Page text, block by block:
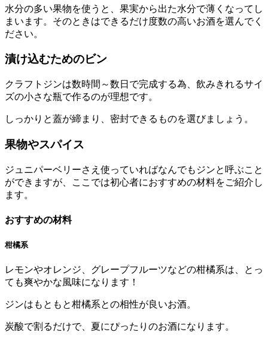
水分の多い果物を使うと、果実から出た水分で薄くなってし
まいます。そのときはできるだけ度数の高いお酒を選んでく
ださい。
漬け込むためのビン
クラフトジンは数時間～数日で完成する為、飲みきれるサイ
ズの小さな瓶で作るのが理想です。
しっかりと蓋が締まり、密封できるものを選びましょう。
果物やスパイス
ジュニパーベリーさえ使っていればなんでもジンと呼ぶこと
ができますが、ここでは初心者におすすめの材料をご紹介し
ます。
おすすめの材料
柑橘系
レモンやオレンジ、グレープフルーツなどの柑橘系は、とっ
ても爽やかな風味になります！
ジンはもともと柑橘系との相性が良いお酒。
炭酸で割るだけで、夏にぴったりのお酒になります。